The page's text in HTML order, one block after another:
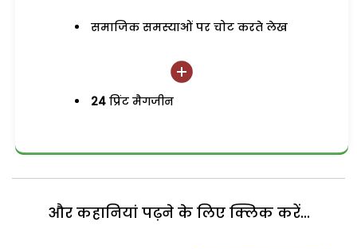
समाजिक समस्याओं पर चोट करते लेख
24 प्रिंट मैगजीन
और कहानियां पढ़ने के लिए क्लिक करें...